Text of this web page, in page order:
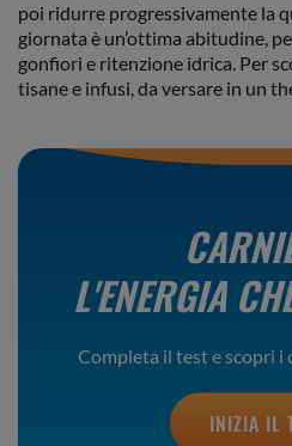
poi ridurre progressivamente la
giornata è un’ottima abitudine,
gonfiori e ritenzione idrica. Per
tisane e infusi, da versare in un
L'ENERGIA
Completa il test e scopri i
INIZIA IL